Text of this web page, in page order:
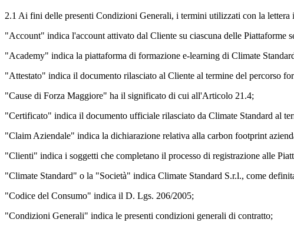
2.1 Ai fini delle presenti Condizioni Generali, i termini utilizzati con la
"Account" indica l'account attivato dal Cliente su ciascuna delle Piattaforme
"Academy" indica la piattaforma di formazione e-learning di Climate
"Attestato" indica il documento rilasciato al Cliente al termine del percorso
"Cause di Forza Maggiore" ha il significato di cui all'Articolo 21.4;
"Certificato" indica il documento ufficiale rilasciato da Climate Standard al
"Claim Aziendale" indica la dichiarazione relativa alla carbon footprint
"Clienti" indica i soggetti che completano il processo di registrazione alle
"Climate Standard" o la "Società" indica Climate Standard S.r.l., come
"Codice del Consumo" indica il D. Lgs. 206/2005;
"Condizioni Generali" indica le presenti condizioni generali di contratto;